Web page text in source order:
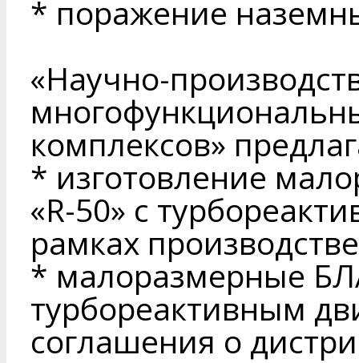
* поражение
«Научно-
комплексов»
* изготовление
«R-50» с
рамках
* малоразмерные
турбореактивным
соглашения о